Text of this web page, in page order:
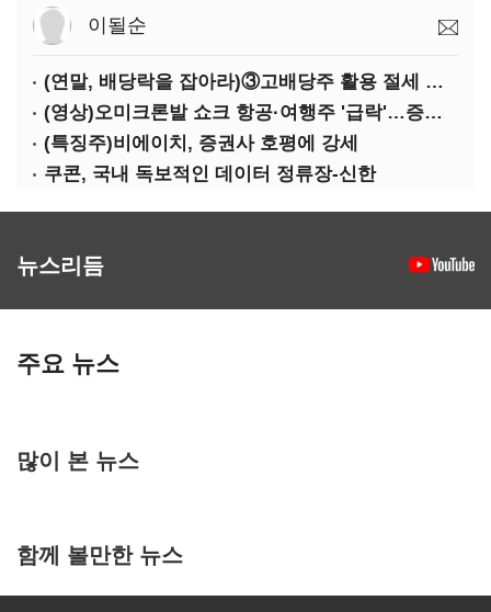
이될순
(연말, 배당락을 잡아라)③고배당주 활용 절세 효과 '톡톡'
(영상)오미크론발 쇼크 항공·여행주 '급락'…증권가 "단기 반등 여력 약화"
(특징주)비에이치, 증권사 호평에 강세
쿠콘, 국내 독보적인 데이터 정류장-신한
뉴스리듬
주요 뉴스
많이 본 뉴스
함께 볼만한 뉴스